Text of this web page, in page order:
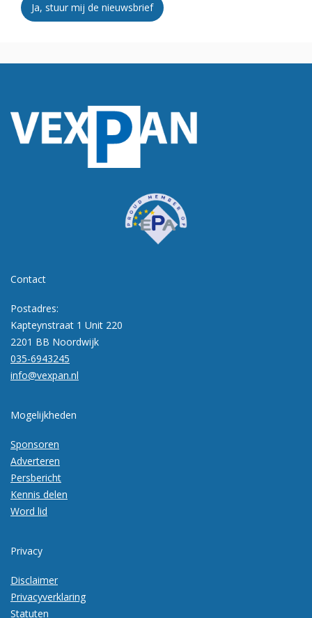
Ja, stuur mij de nieuwsbrief
Contact
Postadres:
Kapteynstraat 1 Unit 220
2201 BB Noordwijk
035-6943245
info@vexpan.nl
Mogelijkheden
Sponsoren
Adverteren
Persbericht
Kennis delen
Word lid
Privacy
Disclaimer
Privacyverklaring
Statuten